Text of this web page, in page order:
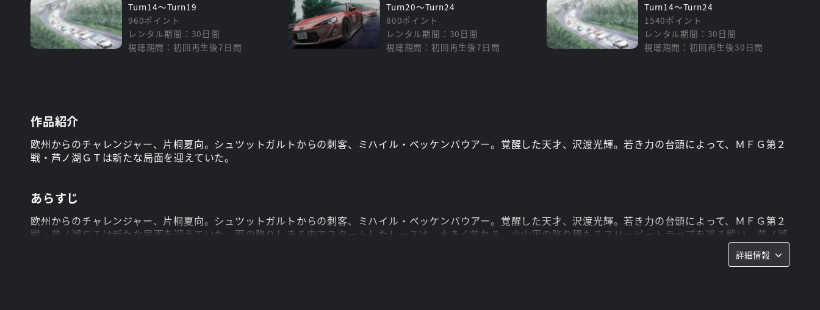
Turn14～Turn19
960ポイント
レンタル期間：30日間
視聴期間：初回再生後7日間
Turn20～Turn24
800ポイント
レンタル期間：30日間
視聴期間：初回再生後7日間
Turn14～Turn24
1540ポイント
レンタル期間：30日間
視聴期間：初回再生後30日間
作品紹介
欧州からのチャレンジャー、片桐夏向。シュツットガルトからの刺客、ミハイル・ベッケンバウアー。覚醒した天才、沢渡光輝。若き力の台頭によって、ＭＦＧ第２
戦・芦ノ湖ＧＴは新たな局面を迎えていた。
あらすじ
欧州からのチャレンジャー、片桐夏向。シュツットガルトからの刺客、ミハイル・ベッケンバウアー。覚醒した天才、沢渡光輝。若き力の台頭によって、ＭＦＧ第２
戦・芦ノ湖ＧＴは新たな局面を迎えていた。雨の降りしきる中でスタートしたレースは、大きく荒れる。火山灰の降り積もるスリッピートラップを巡る戦い。芦ノ湖
の悪魔と呼ばれる、濃霧の中でのカウントダウン。８６を駆るカナタは、驚異のテクニックでハイパワーマシンのライバル達に迫っていき、ＭＦＧファンを大いに盛
り上げる。そしてＭＦＧ第３戦、ザ・ペニンシュラ真鶴を控えて、８６のさらなるパワーアップを果たすカナタ。さらに、かつて”公道最速”の一角を担った高橋啓介
詳細情報